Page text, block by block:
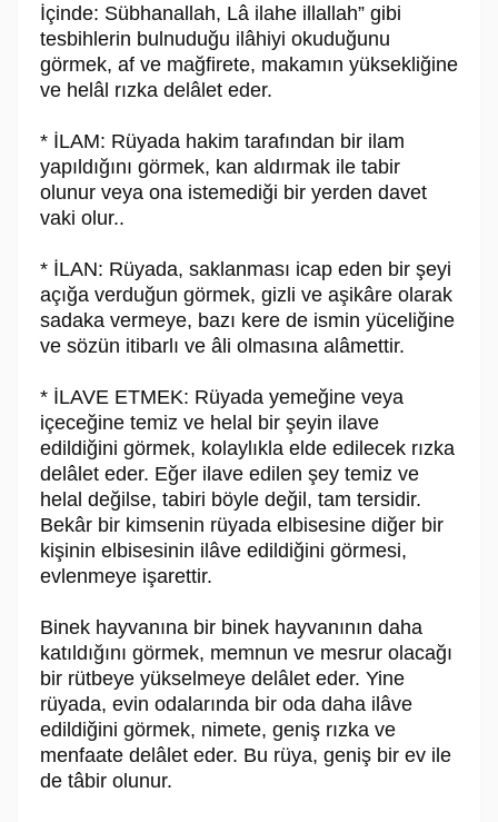
İçinde: Sübhanallah, Lâ ilahe illallah” gibi
tesbihlerin bulnuduğu ilâhiyi okuduğunu
görmek, af ve mağfirete, makamın yüksekliğine
ve helâl rızka delâlet eder.
* İLAM: Rüyada hakim tarafından bir ilam
yapıldığını görmek, kan aldırmak ile tabir
olunur veya ona istemediği bir yerden davet
vaki olur..
* İLAN: Rüyada, saklanması icap eden bir şeyi
açığa verduğun görmek, gizli ve aşikâre olarak
sadaka vermeye, bazı kere de ismin yüceliğine
ve sözün itibarlı ve âli olmasına alâmettir.
* İLAVE ETMEK: Rüyada yemeğine veya
içeceğine temiz ve helal bir şeyin ilave
edildiğini görmek, kolaylıkla elde edilecek rızka
delâlet eder. Eğer ilave edilen şey temiz ve
helal değilse, tabiri böyle değil, tam tersidir.
Bekâr bir kimsenin rüyada elbisesine diğer bir
kişinin elbisesinin ilâve edildiğini görmesi,
evlenmeye işarettir.
Binek hayvanına bir binek hayvanının daha
katıldığını görmek, memnun ve mesrur olacağı
bir rütbeye yükselmeye delâlet eder. Yine
rüyada, evin odalarında bir oda daha ilâve
edildiğini görmek, nimete, geniş rızka ve
menfaate delâlet eder. Bu rüya, geniş bir ev ile
de tâbir olunur.